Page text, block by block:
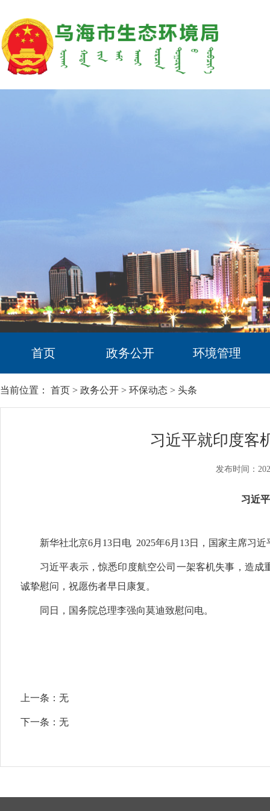
首页 政务公开 环境管理
当前位置： 首页 > 政务公开 > 环保动态 > 头条
习近平就印度客
发布时间：
习近
新华社北京6月13日电 2025年6月13日，国家主席习
习近平表示，惊悉印度航空公司一架客机失事，造
诚挚慰问，祝愿伤者早日康复。
同日，国务院总理李强向莫迪致慰问电。
上一条： 无
下一条： 无